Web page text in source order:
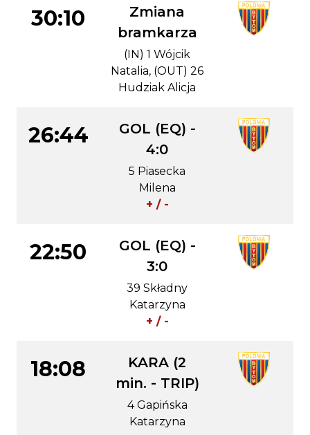
30:10
Zmiana
bramkarza
(IN) 1 Wójcik
Natalia, (OUT) 26
Hudziak Alicja
26:44
GOL (EQ) -
4:0
5 Piasecka
Milena
+ / -
22:50
GOL (EQ) -
3:0
39 Składny
Katarzyna
+ / -
18:08
KARA (2
min. - TRIP)
4 Gapińska
Katarzyna